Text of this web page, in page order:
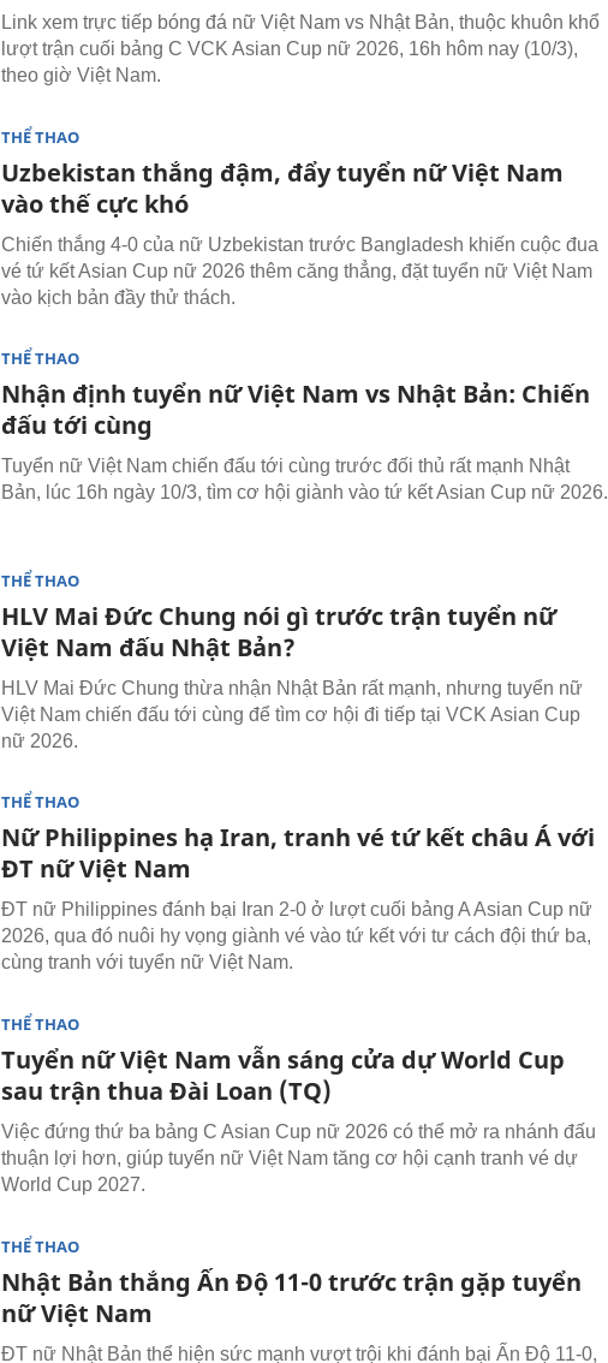
Link xem trực tiếp bóng đá nữ Việt Nam vs Nhật Bản, thuộc khuôn khổ
lượt trận cuối bảng C VCK Asian Cup nữ 2026, 16h hôm nay (10/3),
theo giờ Việt Nam.
THỂ THAO
Uzbekistan thắng đậm, đẩy tuyển nữ Việt Nam
vào thế cực khó
Chiến thắng 4-0 của nữ Uzbekistan trước Bangladesh khiến cuộc đua
vé tứ kết Asian Cup nữ 2026 thêm căng thẳng, đặt tuyển nữ Việt Nam
vào kịch bản đầy thử thách.
THỂ THAO
Nhận định tuyển nữ Việt Nam vs Nhật Bản: Chiến
đấu tới cùng
Tuyển nữ Việt Nam chiến đấu tới cùng trước đối thủ rất mạnh Nhật
Bản, lúc 16h ngày 10/3, tìm cơ hội giành vào tứ kết Asian Cup nữ 2026.
THỂ THAO
HLV Mai Đức Chung nói gì trước trận tuyển nữ
Việt Nam đấu Nhật Bản?
HLV Mai Đức Chung thừa nhận Nhật Bản rất mạnh, nhưng tuyển nữ
Việt Nam chiến đấu tới cùng để tìm cơ hội đi tiếp tại VCK Asian Cup
nữ 2026.
THỂ THAO
Nữ Philippines hạ Iran, tranh vé tứ kết châu Á với
ĐT nữ Việt Nam
ĐT nữ Philippines đánh bại Iran 2-0 ở lượt cuối bảng A Asian Cup nữ
2026, qua đó nuôi hy vọng giành vé vào tứ kết với tư cách đội thứ ba,
cùng tranh với tuyển nữ Việt Nam.
THỂ THAO
Tuyển nữ Việt Nam vẫn sáng cửa dự World Cup
sau trận thua Đài Loan (TQ)
Việc đứng thứ ba bảng C Asian Cup nữ 2026 có thể mở ra nhánh đấu
thuận lợi hơn, giúp tuyển nữ Việt Nam tăng cơ hội cạnh tranh vé dự
World Cup 2027.
THỂ THAO
Nhật Bản thắng Ấn Độ 11-0 trước trận gặp tuyển
nữ Việt Nam
ĐT nữ Nhật Bản thể hiện sức mạnh vượt trội khi đánh bại Ấn Độ 11-0,